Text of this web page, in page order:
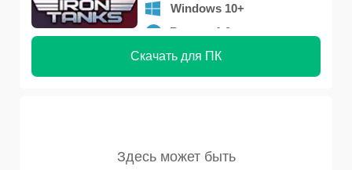
Windows 10+
Версия 1.0
Скачать для ПК